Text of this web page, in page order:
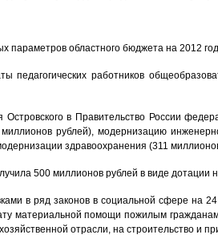
параметров областного бюджета на 2012
педагогических работников
в Правительство России
рублей), модернизацию
здравоохранения (311
500 миллионов рублей в виде дотации
в ряд законов в социальной сфере на
материальной помощи пожилым
отрасли, на строительство и